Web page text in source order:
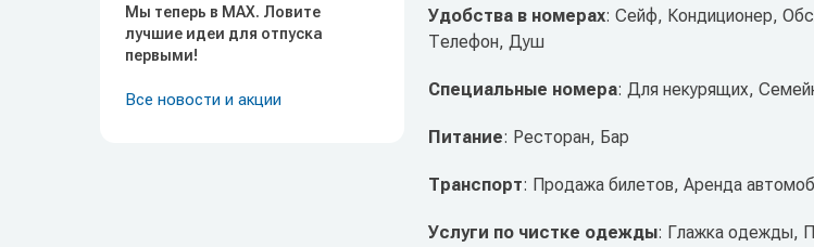
Мы теперь в MAX. Ловите
лучшие идеи для отпуска
первыми!
Все новости и акции
Удобства в номерах: Сейф, Кондиционер,
Телефон, Душ
Специальные номера: Для некурящих,
Питание: Ресторан, Бар
Транспорт: Продажа билетов, Аренда
Услуги по чистке одежды: Глажка одежды,